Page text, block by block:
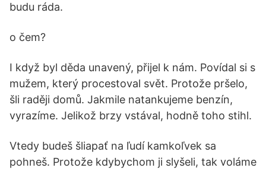
budu ráda.
o čem?
I když byl děda unavený, přijel k nám. Povídal si s
mužem, který procestoval svět. Protože pršelo,
šli raději domů. Jakmile natankujeme benzín,
vyrazíme. Jelikož brzy vstával, hodně toho stihl.
Vtedy budeš šliapať na ľudí kamkoľvek sa
pohneš. Protože kdybychom ji slyšeli, tak voláme